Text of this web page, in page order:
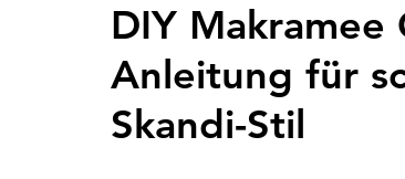
Mottoparty & Kindergeburtstag
DIY Makramee
Anleitung für
Skandi-Stil